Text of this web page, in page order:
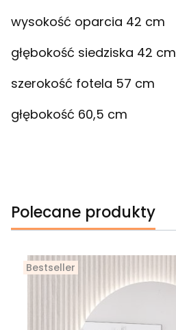
wysokość oparcia 42 cm
głębokość siedziska 42 cm
szerokość fotela 57 cm
głębokość 60,5 cm
Polecane produkty
Bestseller